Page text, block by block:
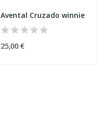
Avental Cruzado winnie
25,00 €